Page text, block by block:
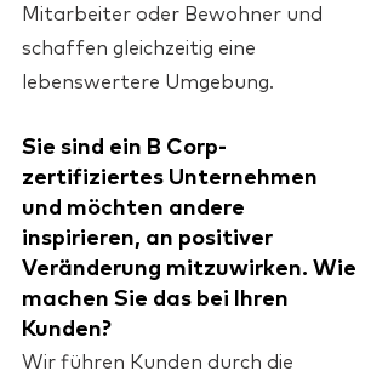
Mitarbeiter oder Bewohner und
schaffen gleichzeitig eine
lebenswertere Umgebung.
Sie sind ein B Corp-
zertifiziertes Unternehmen
und möchten andere
inspirieren, an positiver
Veränderung mitzuwirken. Wie
machen Sie das bei Ihren
Kunden?
Wir führen Kunden durch die